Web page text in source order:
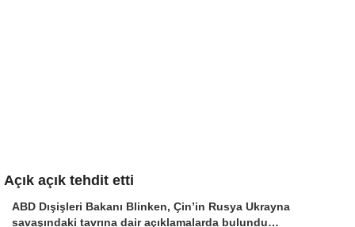
Açık açık tehdit etti
ABD Dışişleri Bakanı Blinken, Çin’in Rusya Ukrayna
savaşındaki tavrına dair açıklamalarda bulundu…